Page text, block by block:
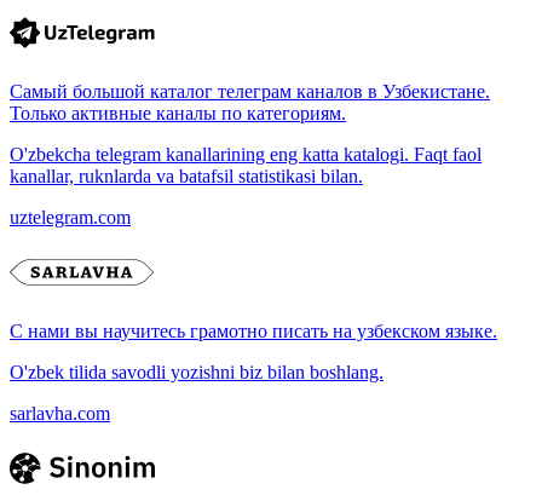
Самый большой каталог телеграм каналов в Узбекистане.
Только активные каналы по категориям.
O'zbekcha telegram kanallarining eng katta katalogi. Faqt faol
kanallar, ruknlarda va batafsil statistikasi bilan.
uztelegram.com
С нами вы научитесь грамотно писать на узбекском языке.
O'zbek tilida savodli yozishni biz bilan boshlang.
sarlavha.com